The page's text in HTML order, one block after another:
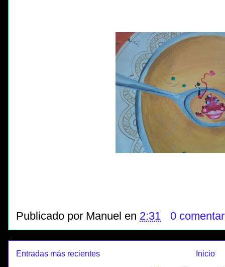
Publicado por Manuel en 2:31 0
Entradas más recientes Inicio